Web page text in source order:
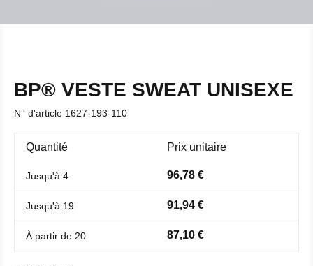
BP® VESTE SWEAT UNISEXE
N° d'article 1627-193-110
Quantité Prix unitaire
Jusqu'à 4 96,78 €
Jusqu'à 19 91,94 €
À partir de 20 87,10 €